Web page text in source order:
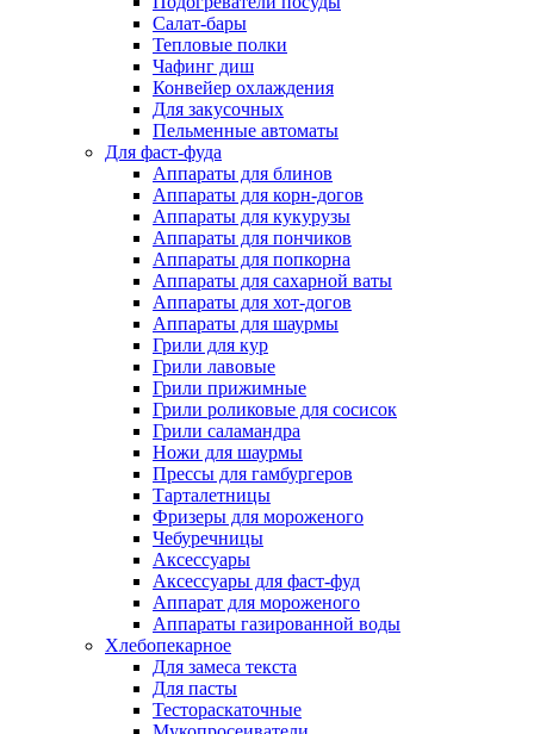
Салат-бары
Тепловые полки
Чафинг диш
Конвейер охлаждения
Для закусочных
Пельменные автоматы
Для фаст-фуда
Аппараты для блинов
Аппараты для корн-догов
Аппараты для кукурузы
Аппараты для пончиков
Аппараты для попкорна
Аппараты для сахарной ваты
Аппараты для хот-догов
Аппараты для шаурмы
Грили для кур
Грили лавовые
Грили прижимные
Грили роликовые для сосисок
Грили саламандра
Ножи для шаурмы
Прессы для гамбургеров
Тарталетницы
Фризеры для мороженого
Чебуречницы
Аксессуары
Аксессуары для фаст-фуд
Аппарат для мороженого
Аппараты газированной воды
Хлебопекарное
Для замеса текста
Для пасты
Тестораскаточные